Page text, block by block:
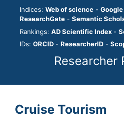
content
Indices: Web of science -
ResearchGate - Semantic
Rankings: AD Scientific Index -
IDs: ORCID - ResearcherID -
Researcher
Cruise Tourism